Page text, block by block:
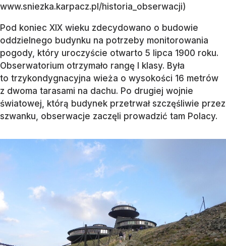
www.sniezka.karpacz.pl/historia_obserwacji)
Pod koniec XIX wieku zdecydowano o budowie
oddzielnego budynku na potrzeby monitorowania
pogody, który uroczyście otwarto 5 lipca 1900 roku.
Obserwatorium otrzymało rangę I klasy. Była
to trzykondygnacyjna wieża o wysokości 16 metrów
z dwoma tarasami na dachu. Po drugiej wojnie
światowej, którą budynek przetrwał szczęśliwie przez
szwanku, obserwacje zaczęli prowadzić tam Polacy.